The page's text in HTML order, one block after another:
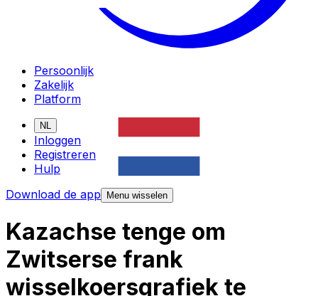
Persoonlijk
Zakelijk
Platform
NL
Inloggen
Registreren
Hulp
Download de app
Menu wisselen
Kazachse tenge om
Zwitserse frank
wisselkoersgrafiek te